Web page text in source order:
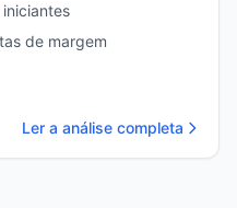
de margem
Ler a análise completa